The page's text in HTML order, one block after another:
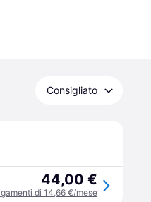
Consigliato
44,00 €
di 14,66 €/mese